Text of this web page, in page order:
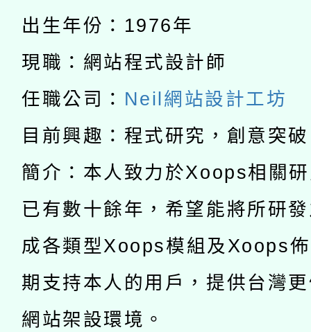
招)
本館辦理115年度閱讀
暨閱讀推動專業研習
科技賦能─人工智慧
礎課程
A3數位素養講師名單
「數位內容與教學軟體
pilot」
有關大陸委員會函釋公
薪期間赴陸應申請許可
轉知經濟部水利署委託
業技術研究院辦理「
用水績優單位及節水達
動」
桃園市孔廟祈福系列
開 智慧啟航」
2026年桃園地景藝術
出生年份：1976年
現職：網站程式設計師
任職公司： Neil網站設計工坊
目前興趣：程式研究，創意突
簡介：本人致力於Xoops相關
已有數十餘年，希望能將所研
成各類型Xoops模組及Xoops
期支持本人的用戶，提供台灣
網站架設環境。